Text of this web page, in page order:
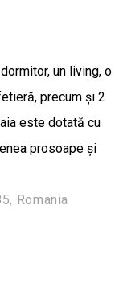
un living, o
precum și 2
este dotată cu
prosoape și
Romania